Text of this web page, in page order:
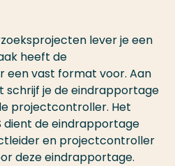
lever je een
heeft de
een vast format voor. Aan
schrijf je de eindrapportage
projectcontroller. Het
dient de eindrapportage
en projectcontroller
deze eindrapportage.